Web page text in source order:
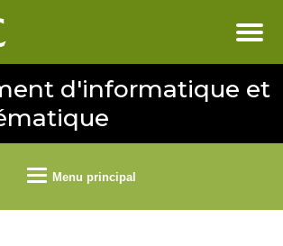
d'informatique et
Menu principal